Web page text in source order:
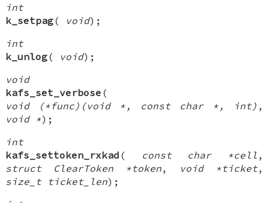
int
k_setpag( void);
int
k_unlog( void);
void
kafs_set_verbose (
void (*func)(void *, const char *, int) ,
void *);
int
kafs_settoken_rxkad ( const char *cell ,
struct ClearToken *token, void *ticket,
size_t ticket_len);